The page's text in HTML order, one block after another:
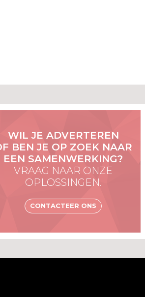
WIL JE ADVERTEREN
BEN JE OP ZOEK NAAR
EEN SAMENWERKING?
VRAAG NAAR ONZE
OPLOSSINGEN.
CONTACTEER ONS